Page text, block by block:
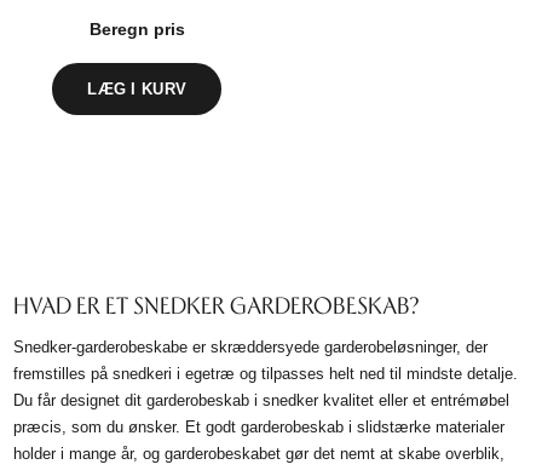
Beregn pris
LÆG I KURV
HVAD ER ET SNEDKER GARDEROBESKAB?
Snedker-garderobeskabe er skræddersyede garderobeløsninger, der
fremstilles på snedkeri i egetræ og tilpasses helt ned til mindste detalje.
Du får designet dit garderobeskab i snedker kvalitet eller et entrémøbel
præcis, som du ønsker. Et godt garderobeskab i slidstærke materialer
holder i mange år, og garderobeskabet gør det nemt at skabe overblik,